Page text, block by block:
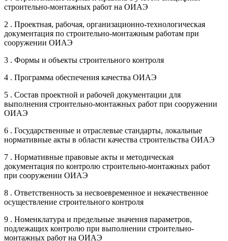
строительно-монтажных работ на ОИАЭ
2 . Проектная, рабочая, организационно-технологическая
документация по строительно-монтажным работам при
сооружении ОИАЭ
3 . Формы и объекты строительного контроля
4 . Программа обеспечения качества ОИАЭ
5 . Состав проектной и рабочей документации для
выполнения строительно-монтажных работ при сооружении
ОИАЭ
6 . Государственные и отраслевые стандарты, локальные
нормативные акты в области качества строительства ОИАЭ
7 . Нормативные правовые акты и методическая
документация по контролю строительно-монтажных работ
при сооружении ОИАЭ
8 . Ответственность за несвоевременное и некачественное
осуществление строительного контроля
9 . Номенклатура и предельные значения параметров,
подлежащих контролю при выполнении строительно-
монтажных работ на ОИАЭ